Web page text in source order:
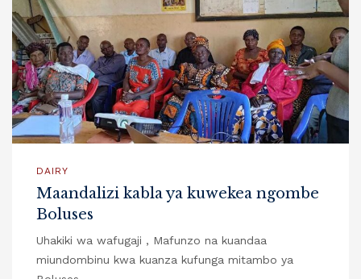
DAIRY
Maandalizi kabla ya kuwekea ngombe
Boluses
Uhakiki wa wafugaji , Mafunzo na kuandaa
miundombinu kwa kuanza kufunga mitambo ya